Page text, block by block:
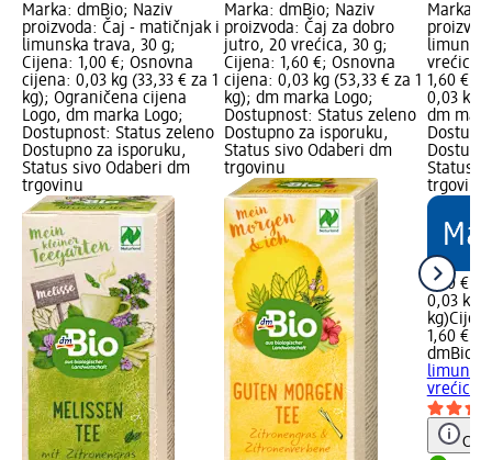
Marka: dmBio; Naziv
proizvoda: Čaj - matičnjak i
limunska trava, 30 g;
Cijena: 1,00 €; Osnovna
cijena: 0,03 kg (33,33 € za 1
kg); Ograničena cijena
Logo, dm marka Logo;
Dostupnost: Status zeleno
Dostupno za isporuku,
Status sivo Odaberi dm
trgovinu
Marka: dmBio; Naziv
proizvoda: Čaj za dobro
jutro, 20 vrećica, 30 g;
Cijena: 1,60 €; Osnovna
cijena: 0,03 kg (53,33 € za 1
kg); dm marka Logo;
Dostupnost: Status zeleno
Dostupno za isporuku,
Status sivo Odaberi dm
trgovinu
Marka:
vrećica,
1,60 €;
0,03 kg
dm
Status
trgovinu
1,60 €
0,03 kg
kg)
1,60 €
dmBio
vrećica,